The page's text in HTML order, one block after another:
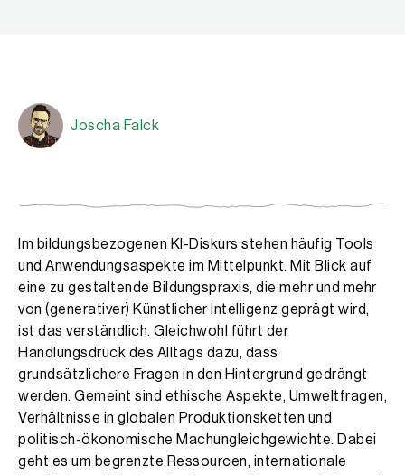
Joscha Falck
Joscha Falck
Im bildungsbezogenen KI-Diskurs stehen häufig Tools
und Anwendungsaspekte im Mittelpunkt. Mit Blick auf
eine zu gestaltende Bildungspraxis, die mehr und mehr
von (generativer) Künstlicher Intelligenz geprägt wird,
ist das verständlich. Gleichwohl führt der
Handlungsdruck des Alltags dazu, dass
grundsätzlichere Fragen in den Hintergrund gedrängt
werden. Gemeint sind ethische Aspekte, Umweltfragen,
Verhältnisse in globalen Produktionsketten und
politisch-ökonomische Machungleichgewichte. Dabei
geht es um begrenzte Ressourcen, internationale